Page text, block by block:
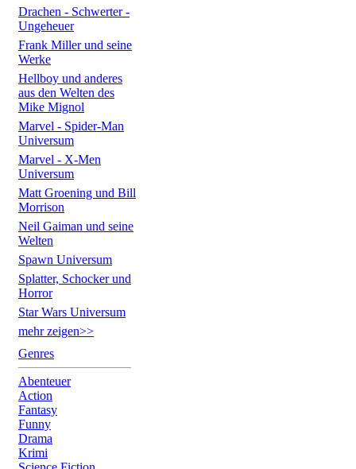
Drachen - Schwerter -
Ungeheuer
Frank Miller und seine
Werke
Hellboy und anderes
aus den Welten des
Mike Mignol
Marvel - Spider-Man
Universum
Marvel - X-Men
Universum
Matt Groening und Bill
Morrison
Neil Gaiman und seine
Welten
Spawn Universum
Splatter, Schocker und
Horror
Star Wars Universum
mehr zeigen>>
Genres
Abenteuer
Action
Fantasy
Funny
Drama
Krimi